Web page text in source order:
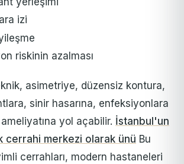
izi
riskinin azalması
asimetriye, düzensiz kontura,
sinir hasarına, enfeksiyonlara
yol açabilir. İstanbul'un
cerrahi merkezi olarak ünü Bu
cerrahları, modern hastaneleri